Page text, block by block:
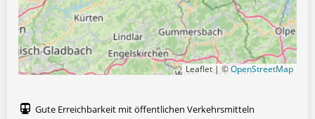
Leaflet | ©OpenStreetMap
Gute Erreichbarkeit mit öffentlichen Verkehrsmitteln